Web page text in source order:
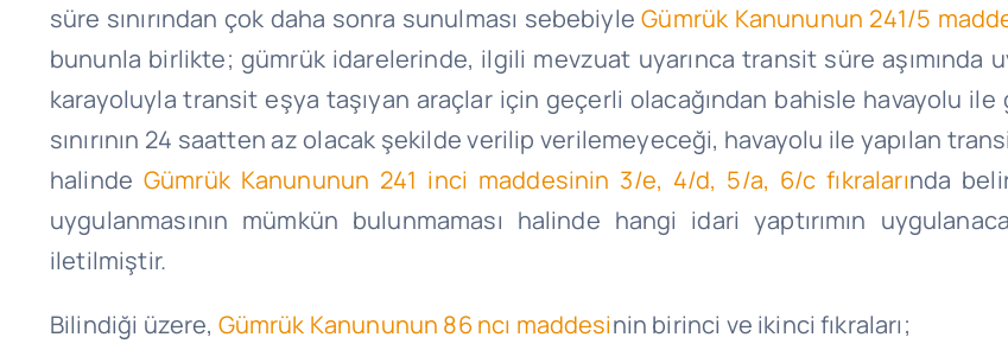
süre sınırından çok daha sonra sunulması sebebiyleGümrük Kanununun 241/5
bununla birlikte; gümrük idarelerinde, ilgili mevzuat uyarınca transit süre aşımında
karayoluyla transit eşya taşıyan araçlar için geçerli olacağından bahisle havayolu
sınırının 24 saatten az olacak şekilde verilip verilemeyeceği, havayolu ile yapılan
halinde Gümrük Kanununun 241 inci maddesinin 3/e, 4/d, 5/a, 6/c fıkralarında
uygulanmasının mümkün bulunmaması halinde hangi idari yaptırımın
iletilmiştir.
Bilindiği üzere, Gümrük Kanununun 86 ncı maddesinin birinci ve ikinci fıkraları;